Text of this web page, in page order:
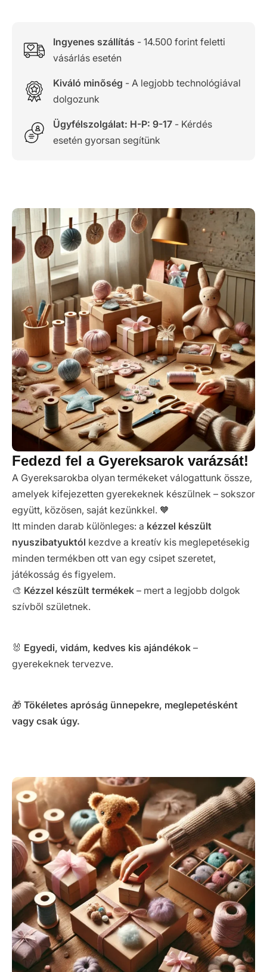
Ingyenes szállítás - 14.500 forint feletti
vásárlás esetén
Kiváló minőség - A legjobb technológiával
dolgozunk
Ügyfélszolgálat: H-P: 9-17- Kérdés
esetén gyorsan segítünk
Fedezd fel a Gyereksarok varázsát!
A Gyereksarokba olyan termékeket válogattunk össze,
amelyek kifejezetten gyerekeknek készülnek – sokszor
együtt, közösen, saját kezünkkel. 🧡
Itt minden darab különleges: a kézzel készült
nyuszibatyuktól kezdve a kreatív kis meglepetésekig
minden termékben ott van egy csipet szeretet,
játékosság és figyelem.
🎨 Kézzel készült termékek – mert a legjobb dolgok
szívből születnek.
🐰 Egyedi, vidám, kedves kis ajándékok –
gyerekeknek tervezve.
🎁 Tökéletes apróság ünnepekre, meglepetésként
vagy csak úgy.